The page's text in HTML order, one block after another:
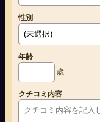
性別
年齢
歳
クチコミ内容